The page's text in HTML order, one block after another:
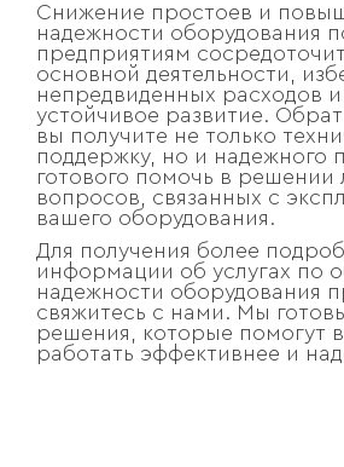
Снижение простоев и
надежности оборудования
предприятиям
основной деятельности,
непредвиденных расходов
устойчивое развитие.
вы получите не только
поддержку, но и надежного
готового помочь в решении
вопросов, связанных с
вашего оборудования.
Для получения более
информации об услугах по
надежности оборудования
свяжитесь с нами. Мы
решения, которые помогут
работать эффективнее и